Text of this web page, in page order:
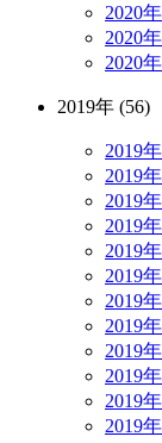
2020
2020
2020
2019年 (56)
2019
2019
2019
2019
2019
2019
2019
2019
2019
2019
2019
2019